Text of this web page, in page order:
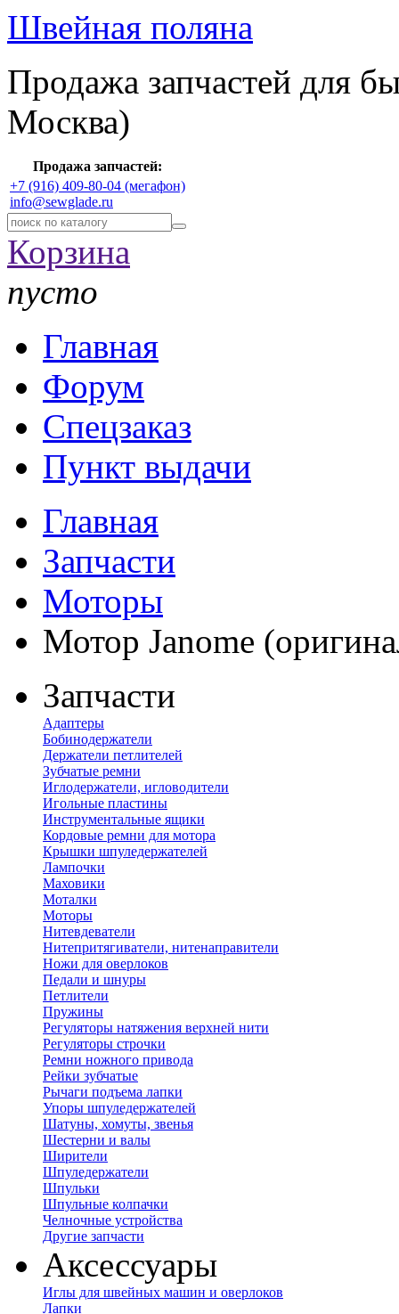
Швейная поляна
Продажа запчастей для
Москва)
Продажа запчастей:
+7 (916) 409-80-04 (мегафон)
info@sewglade.ru
Корзина
пусто
Главная
Форум
Спецзаказ
Пункт выдачи
Главная
Запчасти
Моторы
Мотор Janome
Запчасти
Адаптеры
Бобинодержатели
Держатели петлителей
Зубчатые ремни
Иглодержатели, игловодители
Игольные пластины
Инструментальные ящики
Кордовые ремни для мотора
Крышки шпуледержателей
Лампочки
Маховики
Моталки
Моторы
Нитевдеватели
Нитепритягиватели, нитенаправители
Ножи для оверлоков
Педали и шнуры
Петлители
Пружины
Регуляторы натяжения верхней нити
Регуляторы строчки
Ремни ножного привода
Рейки зубчатые
Рычаги подъема лапки
Упоры шпуледержателей
Шатуны, хомуты, звенья
Шестерни и валы
Ширители
Шпуледержатели
Шпульки
Шпульные колпачки
Челночные устройства
Другие запчасти
Аксессуары
Иглы для швейных машин и оверлоков
Лапки